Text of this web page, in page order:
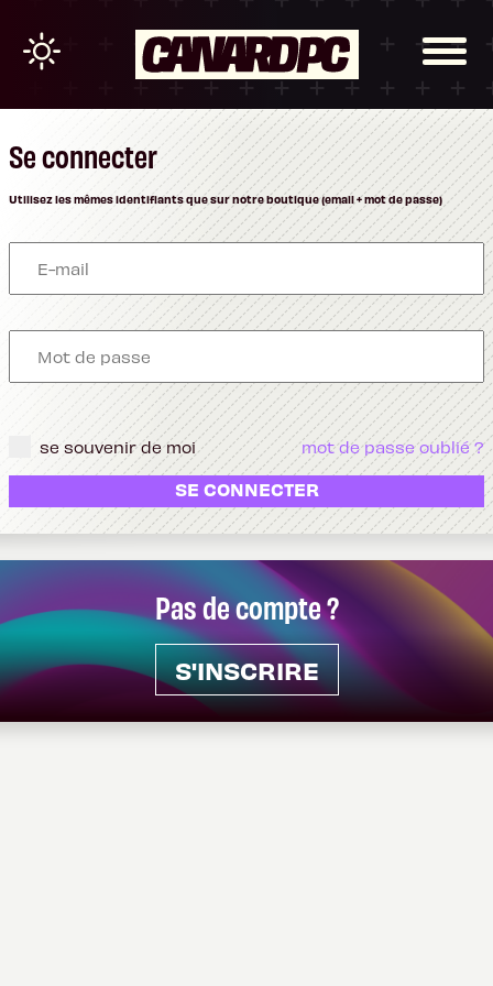
Pas de compte ?
S'INSCRIRE
Se connecter
Utilisez les mêmes identifiants que sur notre boutique (email + mot de passe)
se souvenir de moi mot de passe oublié ?
SE CONNECTER